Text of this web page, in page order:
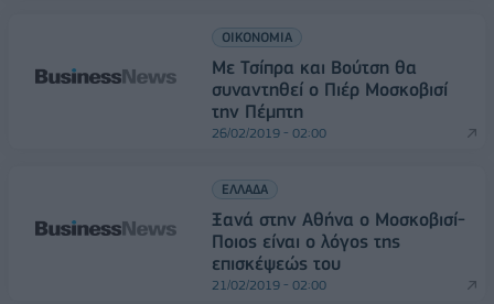
ΟΙΚΟΝΟΜΙΑ
Με Τσίπρα και Βούτση θα
συναντηθεί ο Πιέρ Μοσκοβισί
την Πέμπτη
26/02/2019 - 02:00
ΕΛΛΑΔΑ
Ξανά στην Αθήνα ο Μοσκοβισί-
Ποιος είναι ο λόγος της
επισκέψεώς του
21/02/2019 - 02:00